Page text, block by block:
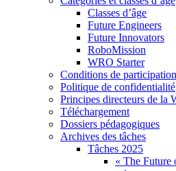
Classes d’âge
Future Engineers
Future Innovators
RoboMission
WRO Starter
Conditions de participation
Politique de confidentialité
Principes directeurs de la
Téléchargement
Dossiers pédagogiques
Archives des tâches
Tâches 2025
« The Future